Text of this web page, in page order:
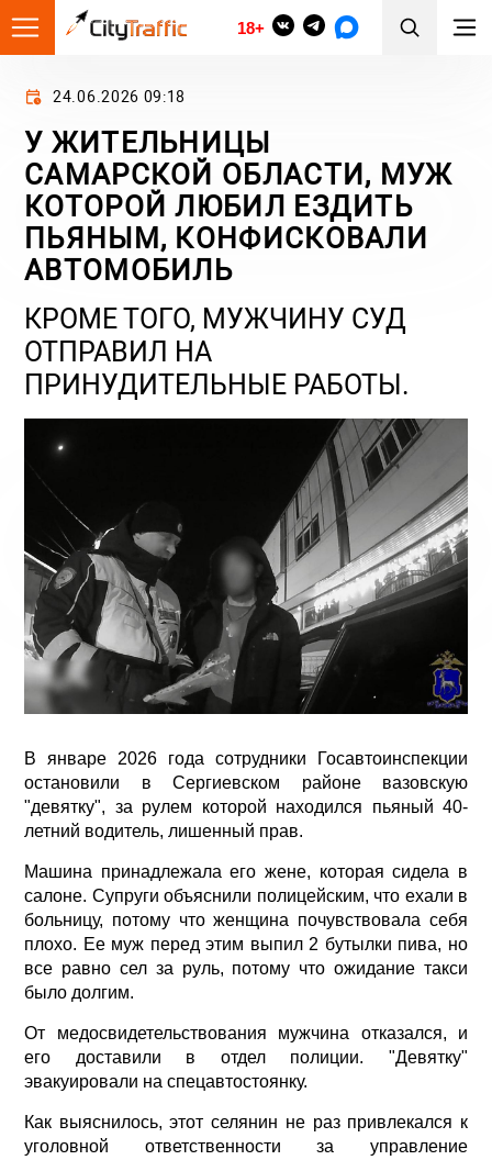
18+
24.06.2026 09:18
У ЖИТЕЛЬНИЦЫ
САМАРСКОЙ ОБЛАСТИ, МУЖ
КОТОРОЙ ЛЮБИЛ ЕЗДИТЬ
ПЬЯНЫМ, КОНФИСКОВАЛИ
АВТОМОБИЛЬ
КРОМЕ ТОГО, МУЖЧИНУ СУД
ОТПРАВИЛ НА
ПРИНУДИТЕЛЬНЫЕ РАБОТЫ.
В январе 2026 года сотрудники Госавтоинспекции
остановили в Сергиевском районе вазовскую
"девятку", за рулем которой находился пьяный 40-
летний водитель, лишенный прав.
Машина принадлежала его жене, которая сидела в
салоне. Супруги объяснили полицейским, что ехали в
больницу, потому что женщина почувствовала себя
плохо. Ее муж перед этим выпил 2 бутылки пива, но
все равно сел за руль, потому что ожидание такси
было долгим.
От медосвидетельствования мужчина отказался, и
его доставили в отдел полиции. "Девятку"
эвакуировали на спецавтостоянку.
Как выяснилось, этот селянин не раз привлекался к
уголовной ответственности за управление